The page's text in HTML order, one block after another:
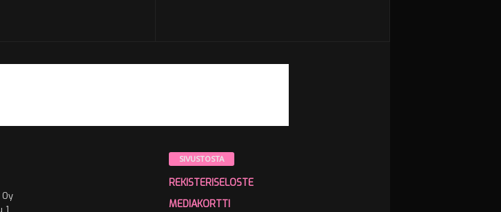
1
SIVUSTOSTA
REKISTERISELOSTE
MEDIAKORTTI